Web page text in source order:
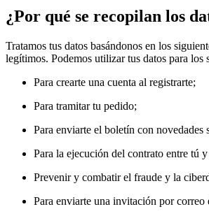
¿Por qué se recopilan los
Tratamos tus datos basándonos en los
legítimos. Podemos utilizar tus datos para los
Para crearte una cuenta al registrarte;
Para tramitar tu pedido;
Para enviarte el boletín con novedades
Para la ejecución del contrato entre tú
Prevenir y combatir el fraude y la
Para enviarte una invitación por correo